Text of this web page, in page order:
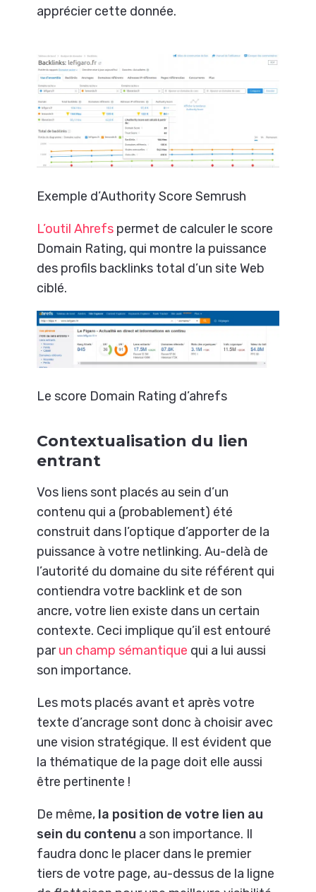
apprécier cette donnée.
Exemple d’Authority Score Semrush
L’outil Ahrefs permet de calculer le score
Domain Rating, qui montre la puissance
des profils backlinks total d’un site Web
ciblé.
Le score Domain Rating d’ahrefs
Contextualisation du lien
entrant
Vos liens sont placés au sein d’un
contenu qui a (probablement) été
construit dans l’optique d’apporter de la
puissance à votre netlinking. Au-delà de
l’autorité du domaine du site référent qui
contiendra votre backlink et de son
ancre, votre lien existe dans un certain
contexte. Ceci implique qu’il est entouré
parun champ sémantique qui a lui aussi
son importance.
Les mots placés avant et après votre
texte d’ancrage sont donc à choisir avec
une vision stratégique. Il est évident que
la thématique de la page doit elle aussi
être pertinente !
De même, la position de votre lien au
sein du contenu a son importance. Il
faudra donc le placer dans le premier
tiers de votre page, au-dessus de la ligne